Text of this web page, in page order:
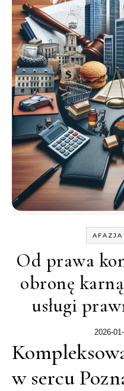
Od prawa
obronę
usługi
2026-
w sercu